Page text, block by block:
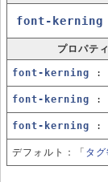
font-kerning
プロパテ
font-kerning :
font-kerning :
font-kerning :
デフォルト：「 タ